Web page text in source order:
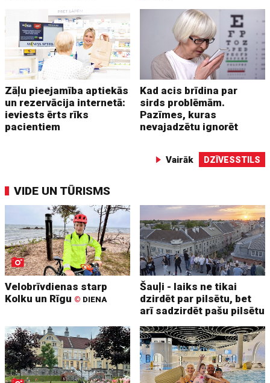
Zāļu pieejamība aptiekās
un rezervācija internetā:
ieviests ērts rīks
pacientiem
Kad acis brīdina par
sirds problēmām.
Pazīmes, kuras
nevajadzētu ignorēt
Vairāk DZĪVESSTILS
VIDE UN TŪRISMS
Velobrīvdienas starp
Kolku un Rīgu © DIENA
Šauļi - laiks ne tikai
dzirdēt par pilsētu, bet
arī sadzirdēt pašu pilsētu